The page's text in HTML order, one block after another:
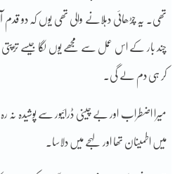
تھی۔ یہ چڑھائی دہلانے والی تھی یوں کہ دو قدم
چند بار کے اس عمل سے مجھے یوں لگا جیسے
کر ہی دم لے گی۔
میرا اضطراب اور بے چینی ڈرائیور سے پوشیدہ نہ
میں اطمینان تھا اور لہجے میں دلاسا۔